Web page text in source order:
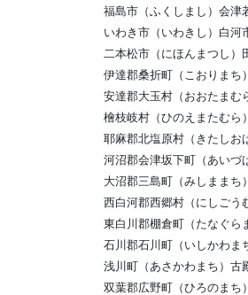
福島市（ふくしまし）会津
いわき市（いわきし）白河
二本松市（にほんまつし）
伊達郡桑折町（こおりまち
安達郡大玉村（おおたまむ
檜枝岐村（ひのえまたむら
耶麻郡北塩原村（きたしお
河沼郡会津坂下町（あいづ
大沼郡三島町（みしままち
西白河郡西郷村（にしごう
東白川郡棚倉町（たなぐら
石川郡石川町（いしかわま
浅川町（あさかわまち）古
双葉郡広野町（ひろのまち